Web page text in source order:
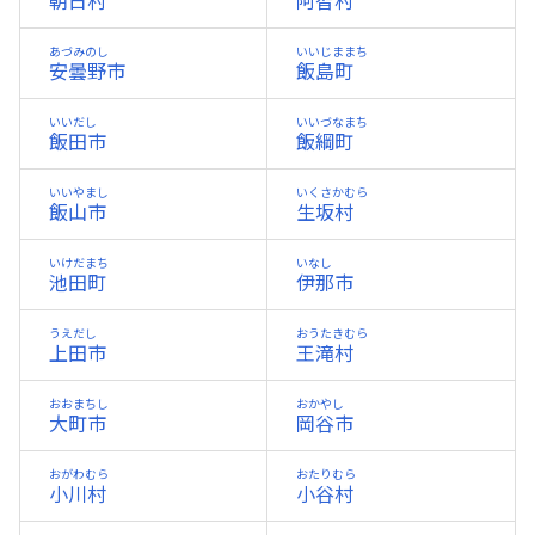
安曇野市
あづみのし
飯島町
いいじままち
飯田市
いいだし
飯綱町
いいづなまち
飯山市
いいやまし
生坂村
いくさかむら
池田町
いけだまち
伊那市
いなし
上田市
うえだし
王滝村
おうたきむら
大町市
おおまちし
岡谷市
おかやし
小川村
おがわむら
小谷村
おたりむら